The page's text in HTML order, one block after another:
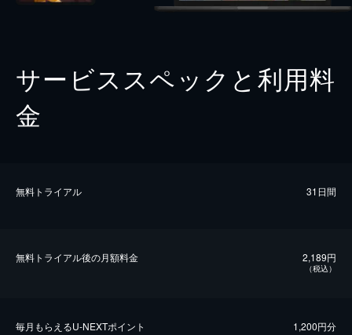
サービススペックと利用料
金
無料トライアル 31日間
無料トライアル後の⽉額料金 2,189円
（税込）
毎⽉もらえるU-NEXTポイント 1,200円分